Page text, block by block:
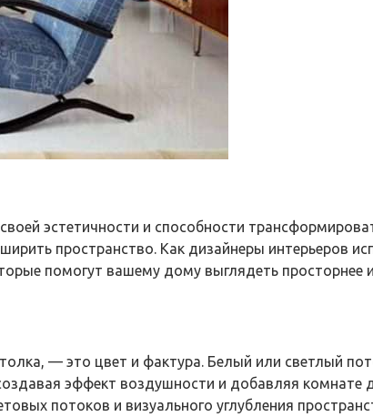
эстетичности и способности
пространство. Как дизайнеры интерьеров
помогут вашему дому выглядеть просторнее и
— это цвет и фактура. Белый или светлый
эффект воздушности и добавляя комнате
потоков и визуального углубления